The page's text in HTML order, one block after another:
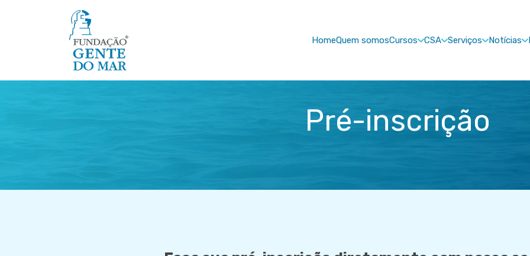
HomeQuem somosCursos CSA Serviços Notícias
Pré-inscrição